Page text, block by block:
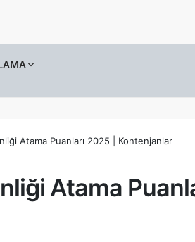
Atama Puanları 2025 | Kontenjanlar
Atama